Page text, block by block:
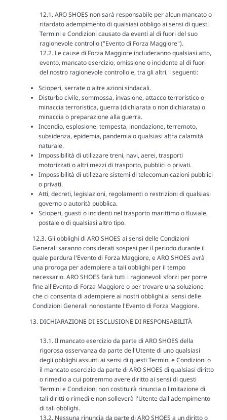
12.1. ARO SHOES non sarà responsabile per alcun mancato o
ritardato adempimento di qualsiasi obbligo ai sensi di questi
Termini e Condizioni causato da eventi al di fuori del suo
ragionevole controllo ("Evento di Forza Maggiore").
12.2. Le cause di Forza Maggiore includeranno qualsiasi atto,
evento, mancato esercizio, omissione o incidente al di fuori
del nostro ragionevole controllo e, tra gli altri, i seguenti:
Scioperi, serrate o altre azioni sindacali.
Disturbo civile, sommossa, invasione, attacco terroristico o
minaccia terroristica, guerra (dichiarata o non dichiarata) o
minaccia o preparazione alla guerra.
Incendio, esplosione, tempesta, inondazione, terremoto,
subsidenza, epidemia, pandemia o qualsiasi altra calamità
naturale.
Impossibilità di utilizzare treni, navi, aerei, trasporti
motorizzati o altri mezzi di trasporto, pubblici o privati.
Impossibilità di utilizzare sistemi di telecomunicazioni pubblici
o privati.
Atti, decreti, legislazioni, regolamenti o restrizioni di qualsiasi
governo o autorità pubblica.
Scioperi, guasti o incidenti nel trasporto marittimo o fluviale,
postale o di qualsiasi altro tipo.
12.3. Gli obblighi di ARO SHOES ai sensi delle Condizioni
Generali saranno considerati sospesi per il periodo durante il
quale perdura l'Evento di Forza Maggiore, e ARO SHOES avrà
una proroga per adempiere a tali obblighi per il tempo
necessario. ARO SHOES farà tutti i ragionevoli sforzi per porre
fine all'Evento di Forza Maggiore o per trovare una soluzione
che ci consenta di adempiere ai nostri obblighi ai sensi delle
Condizioni Generali nonostante l'Evento di Forza Maggiore.
DICHIARAZIONE DI ESCLUSIONE DI RESPONSABILITÀ
13.1. Il mancato esercizio da parte di ARO SHOES della
rigorosa osservanza da parte dell'Utente di uno qualsiasi
degli obblighi assunti ai sensi di questi Termini e Condizioni o
il mancato esercizio da parte di ARO SHOES di qualsiasi diritto
o rimedio a cui potremmo avere diritto ai sensi di questi
Termini e Condizioni non costituirà rinuncia o limitazione di
tali diritti o rimedi e non solleverà l'Utente dall'adempimento
di tali obblighi.
13.2. Nessuna rinuncia da parte di ARO SHOES a un diritto o